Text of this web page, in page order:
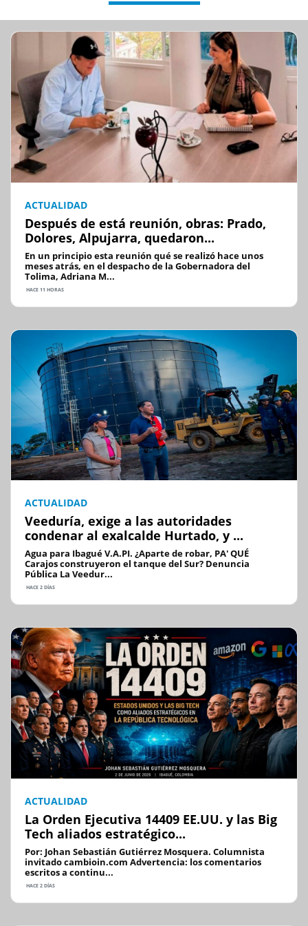
ACTUALIDAD
Después de está reunión, obras: Prado,
Dolores, Alpujarra, quedaron...
En un principio esta reunión qué se realizó hace unos
meses atrás, en el despacho de la Gobernadora del
Tolima, Adriana M...
HACE 11 HORAS
ACTUALIDAD
Veeduría, exige a las autoridades
condenar al exalcalde Hurtado, y ...
Agua para Ibagué V.A.PI. ¿Aparte de robar, PA' QUÉ
Carajos construyeron el tanque del Sur? Denuncia
Pública La Veedur...
HACE 2 DÍAS
ACTUALIDAD
La Orden Ejecutiva 14409 EE.UU. y las Big
Tech aliados estratégico...
Por: Johan Sebastián Gutiérrez Mosquera. Columnista
invitado cambioin.com Advertencia: los comentarios
escritos a continu...
HACE 2 DÍAS